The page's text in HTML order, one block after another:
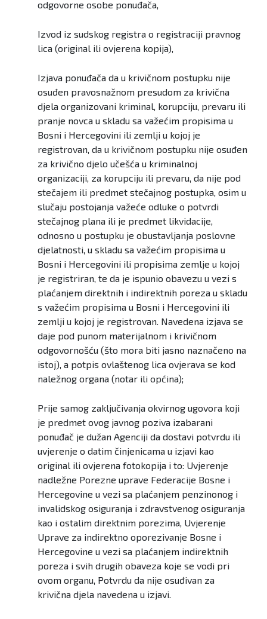
odgovorne osobe ponuđača,
Izvod iz sudskog registra o registraciji pravnog
lica (original ili ovjerena kopija),
Izjava ponuđača da u krivičnom postupku nije
osuđen pravosnažnom presudom za krivična
djela organizovani kriminal, korupciju, prevaru ili
pranje novca u skladu sa važećim propisima u
Bosni i Hercegovini ili zemlji u kojoj je
registrovan, da u krivičnom postupku nije osuđen
za krivično djelo učešća u kriminalnoj
organizaciji, za korupciju ili prevaru, da nije pod
stečajem ili predmet stečajnog postupka, osim u
slučaju postojanja važeće odluke o potvrdi
stečajnog plana ili je predmet likvidacije,
odnosno u postupku je obustavljanja poslovne
djelatnosti, u skladu sa važećim propisima u
Bosni i Hercegovini ili propisima zemlje u kojoj
je registriran, te da je ispunio obavezu u vezi s
plaćanjem direktnih i indirektnih poreza u skladu
s važećim propisima u Bosni i Hercegovini ili
zemlji u kojoj je registrovan. Navedena izjava se
daje pod punom materijalnom i krivičnom
odgovornošću (što mora biti jasno naznačeno na
istoj), a potpis ovlaštenog lica ovjerava se kod
naležnog organa (notar ili općina);
Prije samog zaključivanja okvirnog ugovora koji
je predmet ovog javnog poziva izabarani
ponuđač je dužan Agenciji da dostavi potvrdu ili
uvjerenje o datim činjenicama u izjavi kao
original ili ovjerena fotokopija i to: Uvjerenje
nadležne Porezne uprave Federacije Bosne i
Hercegovine u vezi sa plaćanjem penzinonog i
invalidskog osiguranja i zdravstvenog osiguranja
kao i ostalim direktnim porezima, Uvjerenje
Uprave za indirektno oporezivanje Bosne i
Hercegovine u vezi sa plaćanjem indirektnih
poreza i svih drugih obaveza koje se vodi pri
ovom organu, Potvrdu da nije osuđivan za
krivična djela navedena u izjavi.